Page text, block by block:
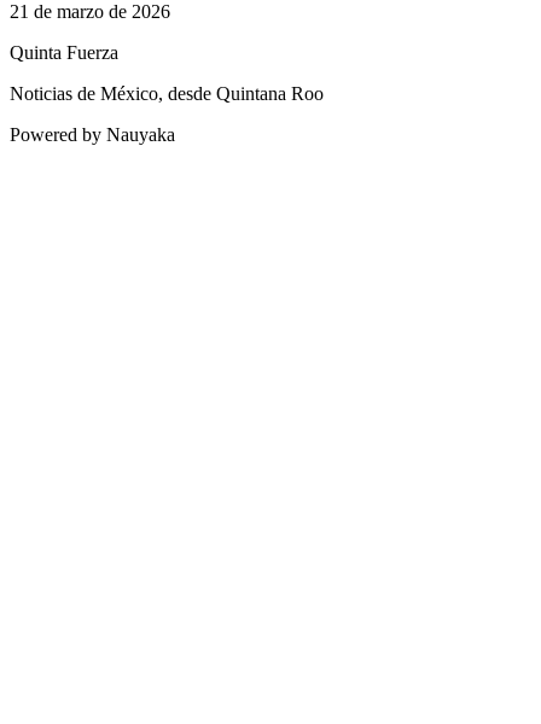
21 de marzo de 2026
Quinta Fuerza
Noticias de México, desde Quintana Roo
Powered by Nauyaka